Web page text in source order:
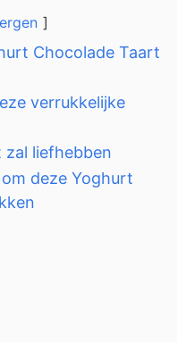
Chocolade Taart
verrukkelijke
zal liefhebben
deze Yoghurt